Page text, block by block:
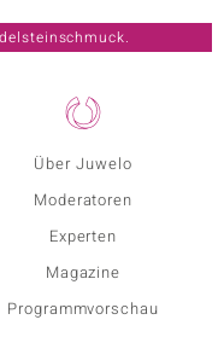
Über Juwelo
Moderatoren
Experten
Magazine
Programmvorschau